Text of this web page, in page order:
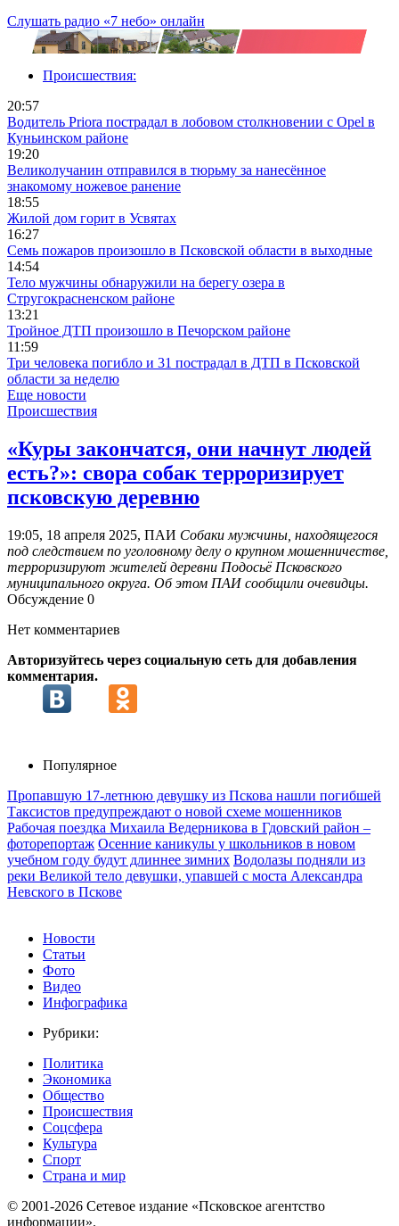
Слушать радио «7 небо» онлайн
Происшествия:
20:57
Водитель Priora пострадал в лобовом столкновении с Opel в
Куньинском районе
19:20
Великолучанин отправился в тюрьму за нанесённое
знакомому ножевое ранение
18:55
Жилой дом горит в Усвятах
16:27
Семь пожаров произошло в Псковской области в выходные
14:54
Тело мужчины обнаружили на берегу озера в
Стругокрасненском районе
13:21
Тройное ДТП произошло в Печорском районе
11:59
Три человека погибло и 31 пострадал в ДТП в Псковской
области за неделю
Еще новости
Происшествия
«Куры закончатся, они начнут людей
есть?»: свора собак терроризирует
псковскую деревню
19:05, 18 апреля 2025, ПАИ Собаки мужчины, находящегося
под следствием по уголовному делу о крупном мошенничестве,
терроризируют жителей деревни Подосьё Псковского
муниципального округа. Об этом ПАИ сообщили очевидцы.
Обсуждение 0
Нет комментариев
Авторизуйтесь через социальную сеть для добавления
комментария.
Популярное
Пропавшую 17-летнюю девушку из Пскова нашли погибшей
Таксистов предупреждают о новой схеме мошенников
Рабочая поездка Михаила Ведерникова в Гдовский район –
фоторепортаж Осенние каникулы у школьников в новом
учебном году будут длиннее зимних Водолазы подняли из
реки Великой тело девушки, упавшей с моста Александра
Невского в Пскове
Новости
Статьи
Фото
Видео
Инфографика
Рубрики:
Политика
Экономика
Общество
Происшествия
Соцсфера
Культура
Спорт
Страна и мир
© 2001-2026 Сетевое издание «Псковское агентство
информации».